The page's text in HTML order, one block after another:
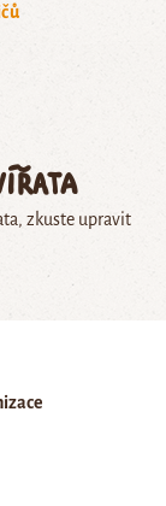
zkuste upravit